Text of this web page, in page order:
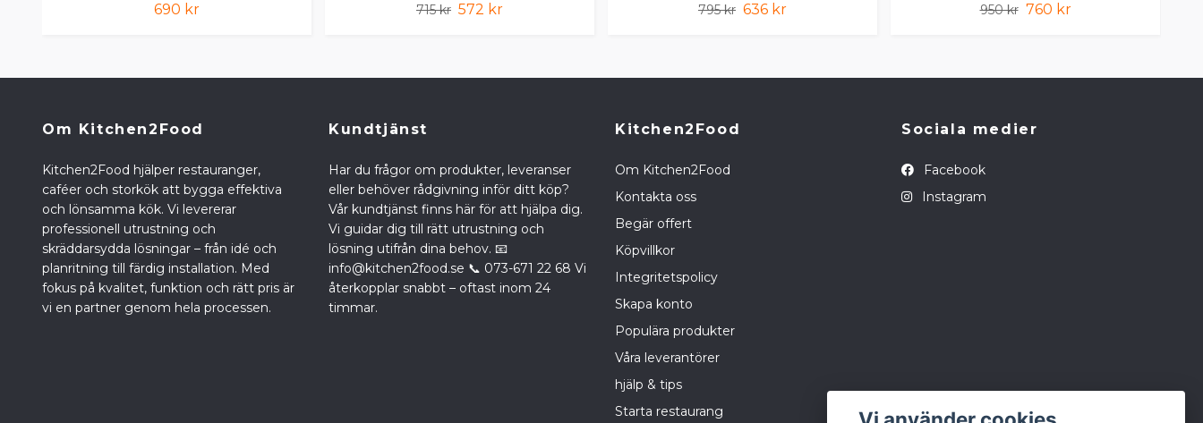
690 kr
715 kr 572 kr 795 kr 636 kr 950 kr 760 kr
Om Kitchen2Food
Kitchen2Food hjälper restauranger,
caféer och storkök att bygga effektiva
och lönsamma kök. Vi levererar
professionell utrustning och
skräddarsydda lösningar – från idé och
planritning till färdig installation. Med
fokus på kvalitet, funktion och rätt pris är
vi en partner genom hela processen.
Kundtjänst
Har du frågor om produkter, leveranser
eller behöver rådgivning inför ditt köp?
Vår kundtjänst finns här för att hjälpa dig.
Vi guidar dig till rätt utrustning och
lösning utifrån dina behov. 📧
info@kitchen2food.se 📞 073-671 22 68 Vi
återkopplar snabbt – oftast inom 24
timmar.
Kitchen2Food
Om Kitchen2Food
Kontakta oss
Begär offert
Köpvillkor
Integritetspolicy
Skapa konto
Populära produkter
Våra leverantörer
hjälp & tips
Starta restaurang
Sociala medier
Facebook
Instagram